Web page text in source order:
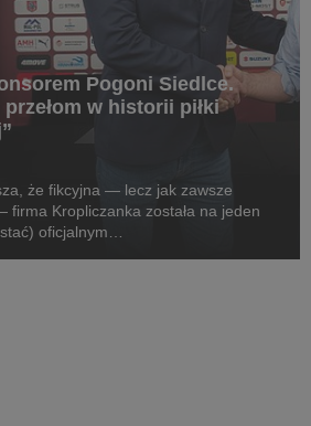
Pogoni Siedlce.
przełom w historii piłki
że fikcyjna — lecz jak zawsze
Kropliczanka została na jeden
oficjalnym